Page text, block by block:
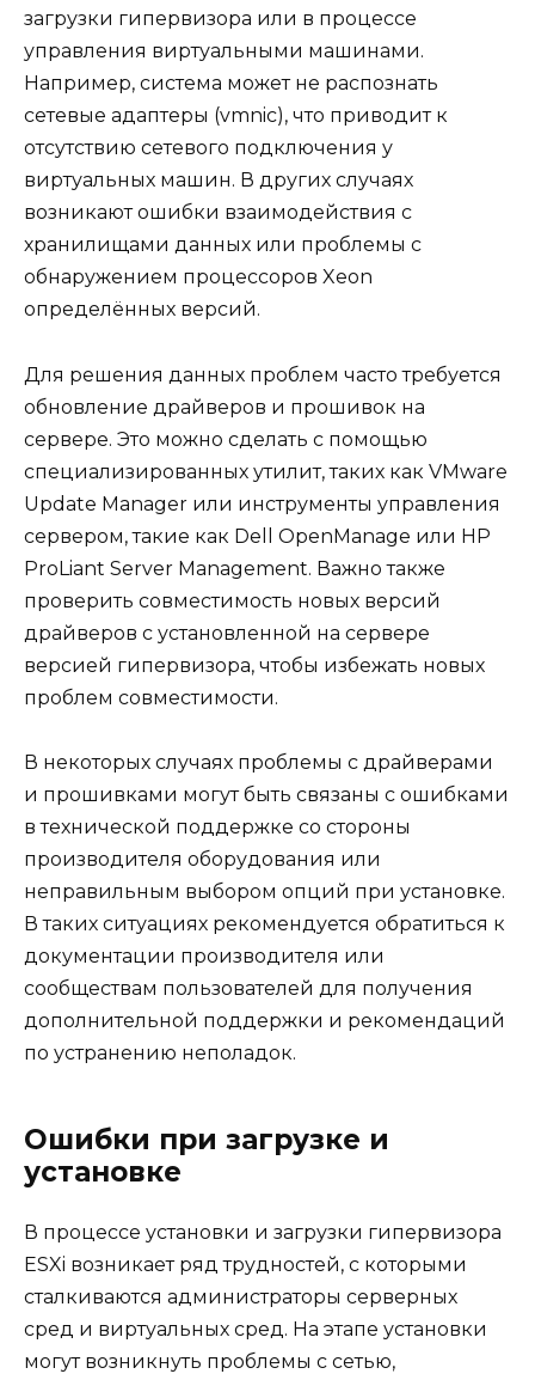
загрузки гипервизора или в процессе
управления виртуальными машинами.
Например, система может не распознать
сетевые адаптеры (vmnic), что приводит к
отсутствию сетевого подключения у
виртуальных машин. В других случаях
возникают ошибки взаимодействия с
хранилищами данных или проблемы с
обнаружением процессоров Xeon
определённых версий.
Для решения данных проблем часто требуется
обновление драйверов и прошивок на
сервере. Это можно сделать с помощью
специализированных утилит, таких как VMware
Update Manager или инструменты управления
сервером, такие как Dell OpenManage или HP
ProLiant Server Management. Важно также
проверить совместимость новых версий
драйверов с установленной на сервере
версией гипервизора, чтобы избежать новых
проблем совместимости.
В некоторых случаях проблемы с драйверами
и прошивками могут быть связаны с ошибками
в технической поддержке со стороны
производителя оборудования или
неправильным выбором опций при установке.
В таких ситуациях рекомендуется обратиться к
документации производителя или
сообществам пользователей для получения
дополнительной поддержки и рекомендаций
по устранению неполадок.
Ошибки при загрузке и
установке
В процессе установки и загрузки гипервизора
ESXi возникает ряд трудностей, с которыми
сталкиваются администраторы серверных
сред и виртуальных сред. На этапе установки
могут возникнуть проблемы с сетью,